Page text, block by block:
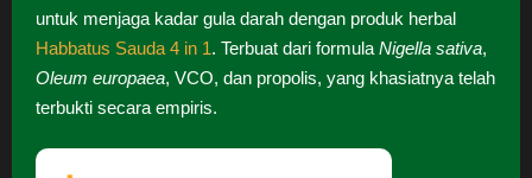
untuk menjaga kadar gula darah dengan produk herbal
Habbatus Sauda 4 in 1. Terbuat dari formula Nigella sativa,
Oleum europaea, VCO, dan propolis, yang khasiatnya telah
terbukti secara empiris.